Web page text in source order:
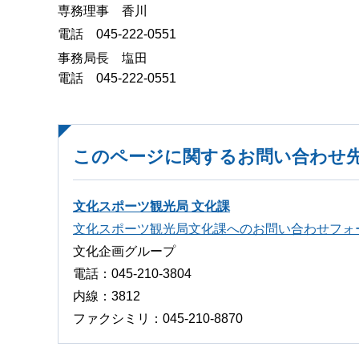
専務理事 香川
電話 045-222-0551
事務局長 塩田
電話 045-222-0551
このページに関するお問い合わせ
文化スポーツ観光局 文化課
文化スポーツ観光局文化課へのお問い合わせフォ
文化企画グループ
電話：045-210-3804
内線：3812
ファクシミリ：045-210-8870